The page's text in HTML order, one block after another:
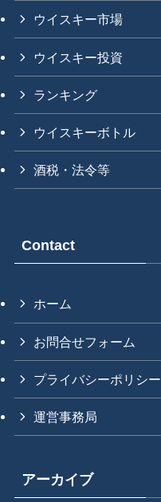
ウイスキー市場
ウイスキー投資
ランキング
ウイスキーボトル
酒税・法令等
Contact
ホーム
お問合せフォーム
プライバシーポリシー
運営事務局
アーカイブ